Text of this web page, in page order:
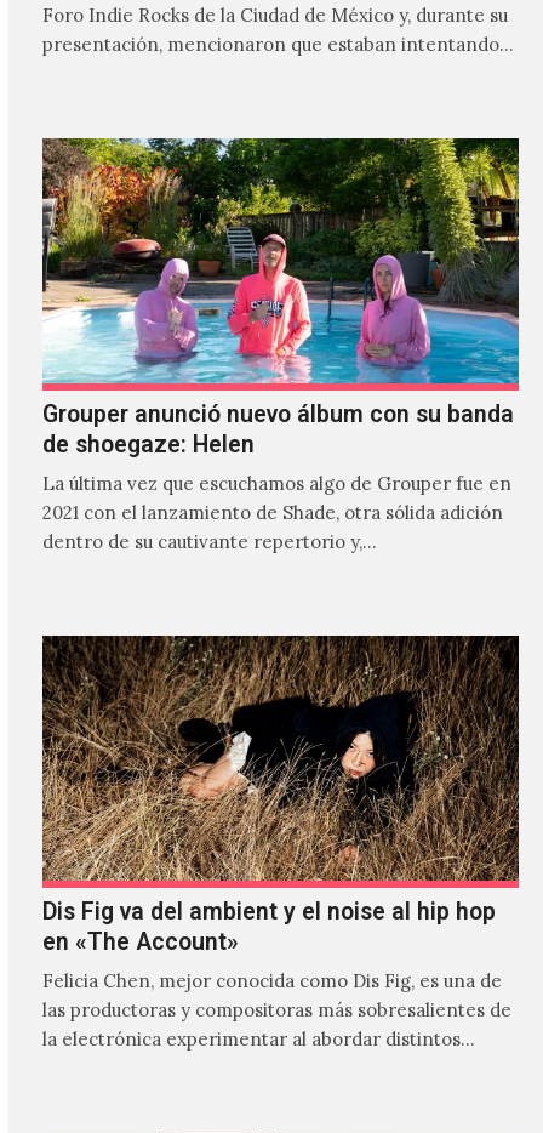
Foro Indie Rocks de la Ciudad de México y, durante su
presentación, mencionaron que estaban intentando…
Grouper anunció nuevo álbum con su banda
de shoegaze: Helen
La última vez que escuchamos algo de Grouper fue en
2021 con el lanzamiento de Shade, otra sólida adición
dentro de su cautivante repertorio y,…
Dis Fig va del ambient y el noise al hip hop
en «The Account»
Felicia Chen, mejor conocida como Dis Fig, es una de
las productoras y compositoras más sobresalientes de
la electrónica experimentar al abordar distintos